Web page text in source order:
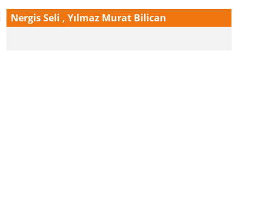
Nergis Seli , Yılmaz Murat Bilican